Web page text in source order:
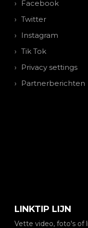
Facebook
Twitter
Instagram
Tik Tok
Privacy settings
Partnerberichten
LINKTIP LIJN
Vette video, foto's of